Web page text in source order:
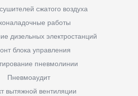
сжатого воздуха
работы
дизельных электростанций
блока управления
пневмолинии
Пневмоаудит
вытяжной вентиляции